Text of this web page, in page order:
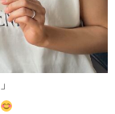
」